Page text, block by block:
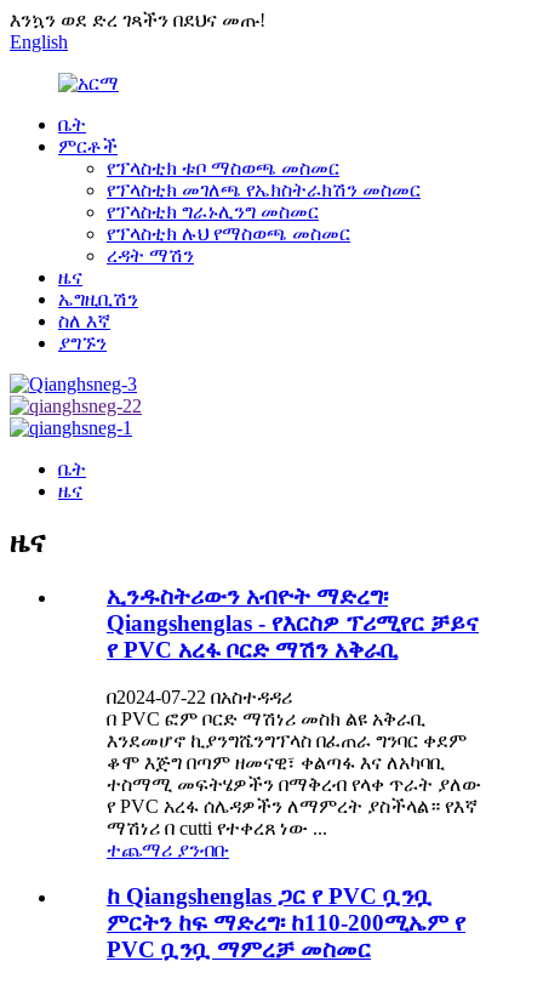
እንኳን ወደ ድረ ገጻችን በደህና መጡ!
English
ቤት
ምርቶች
የፕላስቲክ ቱቦ ማስወጫ መስመር
የፕላስቲክ መገለጫ የኤክስትራክሽን መስመር
የፕላስቲክ ግራኑሊንግ መስመር
የፕላስቲክ ሉህ የማስወጫ መስመር
ረዳት ማሽን
ዜና
ኤግዚቢሽን
ስለ እኛ
ያግኙን
ቤት
ዜና
ዜና
ኢንዱስትሪውን አብዮት ማድረግ፡
Qiangshenglas - የእርስዎ ፕሪሚየር ቻይና
የ PVC አረፋ ቦርድ ማሽን አቅራቢ
በ2024-07-22 በአስተዳዳሪ
በ PVC ፎም ቦርድ ማሽነሪ መስክ ልዩ አቅራቢ
እንደመሆኖ ኪያንግሼንግፕላስ በፈጠራ ግንባር ቀደም
ቆሞ እጅግ በጣም ዘመናዊ፣ ቀልጣፋ እና ለአካባቢ
ተስማሚ መፍትሄዎችን በማቅረብ የላቀ ጥራት ያለው
የ PVC አረፋ ሰሌዳዎችን ለማምረት ያስችላል። የእኛ
ማሽነሪ በ cutti የተቀረጸ ነው ...
ተጨማሪ ያንብቡ
ከ Qiangshenglas ጋር የ PVC ቧንቧ
ምርትን ከፍ ማድረግ፡ ከ110-200ሚኤም የ
PVC ቧንቧ ማምረቻ መስመር